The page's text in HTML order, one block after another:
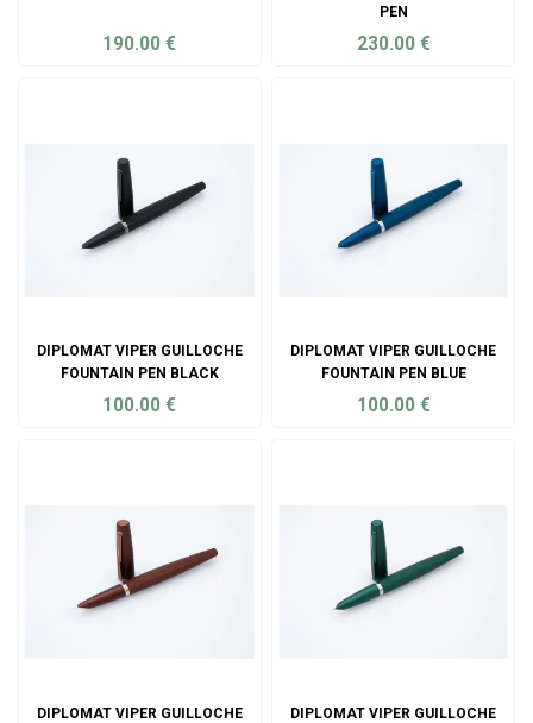
190.00€
PEN
230.00 €
DIPLOMAT VIPER GUILLOCHE
FOUNTAIN PEN BLACK
100.00€
DIPLOMAT VIPER GUILLOCHE
FOUNTAIN PEN BLUE
100.00 €
DIPLOMAT VIPER GUILLOCHE
DIPLOMAT VIPER GUILLOCHE